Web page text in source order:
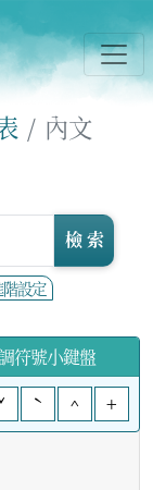
內文
設定
檢 索
符號小鍵盤
ˋ ^ +